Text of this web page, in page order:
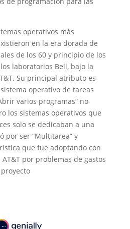
operativos más
en la era dorada de
de los 60 y principio de los
laboratorios Bell, bajo la
Su principal atributo es
operativo de tareas
varios programas” no
los sistemas operativos que
solo se dedicaban a una
por ser “Multitarea” y
que fue adoptando con
por problemas de gastos